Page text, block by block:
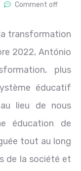
Comment off
transformation
2022, António
plus
éducatif
lieu de nous
éducation de
tout au long
de la société et